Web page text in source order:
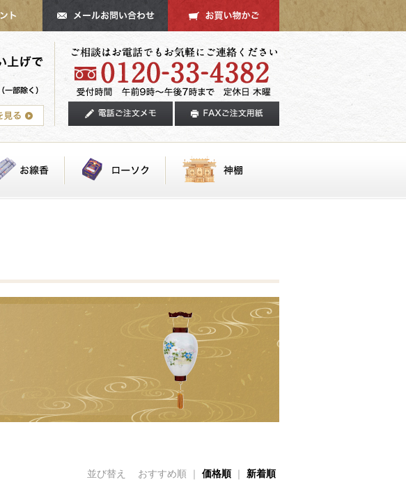
新着順
価格順
おすすめ順 ｜
並び替え